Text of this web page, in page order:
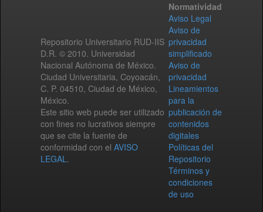
Repositorio Universitario RUD-IIS
D.R. © 2010. Universidad
Nacional Autónoma de México.
Ciudad Universitaria, Coyoacán,
C. P. 04510, Ciudad de México,
México.
Este sitio web puede ser utilizado
con fines no lucrativos siempre
que se cite la fuente de
conformidad con el AVISO
LEGAL.
Normatividad
Aviso Legal
Aviso de
privacidad
simplificado
Aviso de
privacidad
Lineamientos
para la
publicación de
contenidos
digitales
Políticas del
Repositorio
Términos y
condiciones
de uso